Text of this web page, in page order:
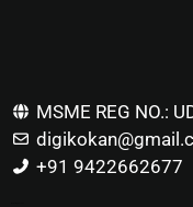
MSME REG NO.:
+91 9422662677